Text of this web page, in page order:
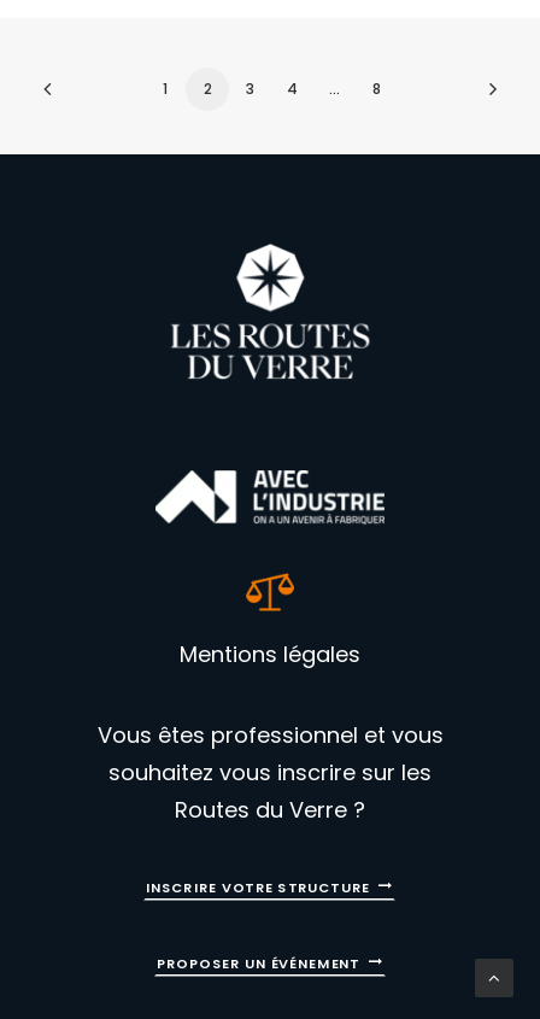
1 2 3 4 … 8
Mentions légales
Vous êtes professionnel et vous
souhaitez vous inscrire sur les
Routes du Verre ?
INSCRIRE VOTRE STRUCTURE
PROPOSER UN ÉVÉNEMENT